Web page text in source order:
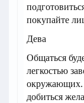
покупайте
Дева
Общаться
легкостью
окружающих.
добиться